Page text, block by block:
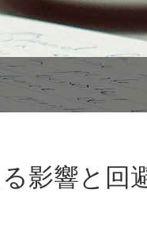
影響と回